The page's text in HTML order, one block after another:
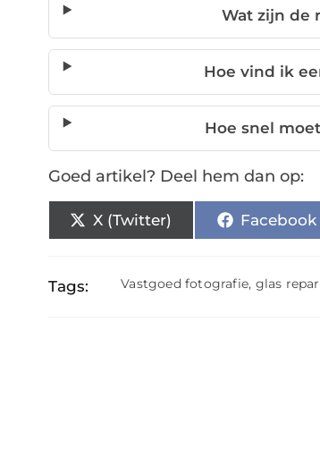
Wat zijn de
Hoe vind ik
Hoe snel
Goed artikel? Deel hem dan op:
X (Twitter) Facebook
Tags: Vastgoed fotografie, glas